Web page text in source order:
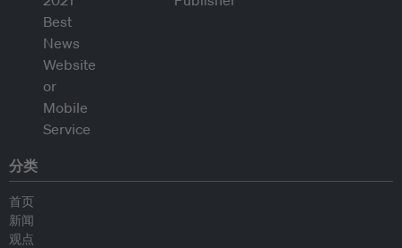
分类
首页
新闻
观点